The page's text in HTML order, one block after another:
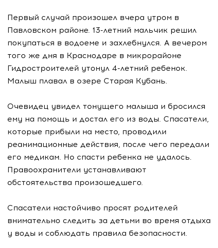
Первый случай произошел вчера утром в
Павловском районе. 13-летний мальчик решил
покупаться в водоеме и захлебнулся. А вечером
того же дня в Краснодаре в микрорайоне
Гидростроителей утонул 4-летний ребенок.
Малыш плавал в озере Старая Кубань.
Очевидец увидел тонущего малыша и бросился
ему на помощь и достал его из воды. Спасатели,
которые прибыли на место, проводили
реанимационные действия, после чего передали
его медикам. Но спасти ребенка не удалось.
Правоохранители устанавливают
обстоятельства произошедшего.
Спасатели настойчиво просят родителей
внимательно следить за детьми во время отдыха
у воды и соблюдать правила безопасности.